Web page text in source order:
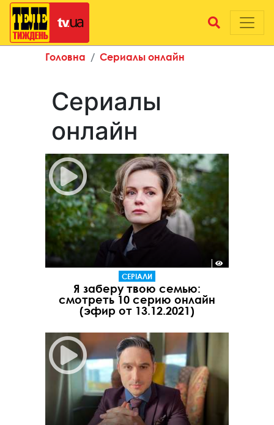
Головна Сериалы онлайн
Сериалы
онлайн
СЕРІАЛИ
Я заберу твою семью:
смотреть 10 серию онлайн
(эфир от 13.12.2021)